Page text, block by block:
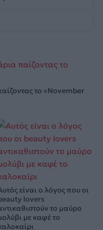
το «November
είναι ο λόγος που οι
lovers
το μαύρο
με καφέ το